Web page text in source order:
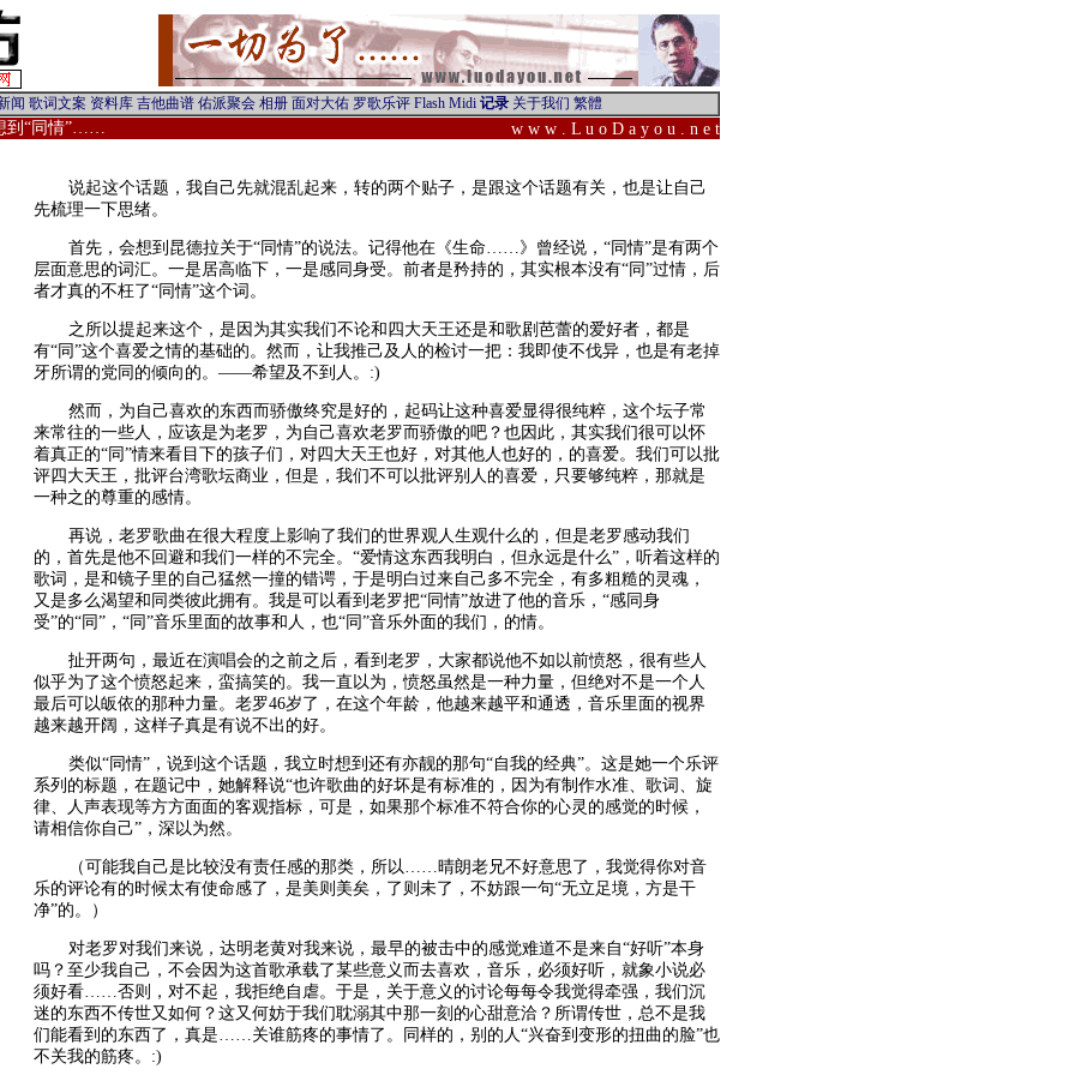
到“同情”…… w w w . L u o D a y o u . n e t
说起这个话题，我自己先就混乱起来，转的两个贴子，是跟这个话题有关，也是让自己
先梳理一下思绪。
首先，会想到昆德拉关于“同情”的说法。记得他在《生命……》曾经说，“同情”是有两个
层面意思的词汇。一是居高临下，一是感同身受。前者是矜持的，其实根本没有“同”过情，后
者才真的不枉了“同情”这个词。
之所以提起来这个，是因为其实我们不论和四大天王还是和歌剧芭蕾的爱好者，都是
有“同”这个喜爱之情的基础的。然而，让我推己及人的检讨一把：我即使不伐异，也是有老掉
牙所谓的党同的倾向的。——希望及不到人。:)
然而，为自己喜欢的东西而骄傲终究是好的，起码让这种喜爱显得很纯粹，这个坛子常
来常往的一些人，应该是为老罗，为自己喜欢老罗而骄傲的吧？也因此，其实我们很可以怀
着真正的“同”情来看目下的孩子们，对四大天王也好，对其他人也好的，的喜爱。我们可以批
评四大天王，批评台湾歌坛商业，但是，我们不可以批评别人的喜爱，只要够纯粹，那就是
一种之的尊重的感情。
再说，老罗歌曲在很大程度上影响了我们的世界观人生观什么的，但是老罗感动我们
的，首先是他不回避和我们一样的不完全。“爱情这东西我明白，但永远是什么”，听着这样的
歌词，是和镜子里的自己猛然一撞的错谔，于是明白过来自己多不完全，有多粗糙的灵魂，
又是多么渴望和同类彼此拥有。我是可以看到老罗把“同情”放进了他的音乐，“感同身
受”的“同”，“同”音乐里面的故事和人，也“同”音乐外面的我们，的情。
扯开两句，最近在演唱会的之前之后，看到老罗，大家都说他不如以前愤怒，很有些人
似乎为了这个愤怒起来，蛮搞笑的。我一直以为，愤怒虽然是一种力量，但绝对不是一个人
最后可以皈依的那种力量。老罗46岁了，在这个年龄，他越来越平和通透，音乐里面的视界
越来越开阔，这样子真是有说不出的好。
类似“同情”，说到这个话题，我立时想到还有亦靓的那句“自我的经典”。这是她一个乐评
系列的标题，在题记中，她解释说“也许歌曲的好坏是有标准的，因为有制作水准、歌词、旋
律、人声表现等方方面面的客观指标，可是，如果那个标准不符合你的心灵的感觉的时候，
请相信你自己”，深以为然。
（可能我自己是比较没有责任感的那类，所以……晴朗老兄不好意思了，我觉得你对音
乐的评论有的时候太有使命感了，是美则美矣，了则未了，不妨跟一句“无立足境，方是干
净”的。）
对老罗对我们来说，达明老黄对我来说，最早的被击中的感觉难道不是来自“好听”本身
吗？至少我自己，不会因为这首歌承载了某些意义而去喜欢，音乐，必须好听，就象小说必
须好看……否则，对不起，我拒绝自虐。于是，关于意义的讨论每每令我觉得牵强，我们沉
迷的东西不传世又如何？这又何妨于我们耽溺其中那一刻的心甜意洽？所谓传世，总不是我
们能看到的东西了，真是……关谁筋疼的事情了。同样的，别的人“兴奋到变形的扭曲的脸”也
不关我的筋疼。:)